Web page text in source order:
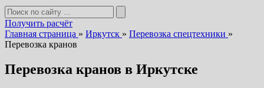
Получить расчёт
Главная страница » Иркутск » Перевозка спецтехники »
Перевозка кранов
Перевозка кранов в Иркутске